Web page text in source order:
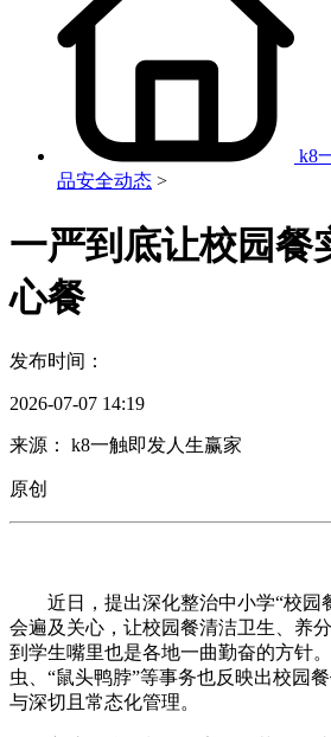
k8
品安全动态 >
一严到底让校园餐
心餐
发布时间：
2026-07-07 14:19
来源： k8一触即发人生赢家
原创
近日，提出深化整治中小学“校园
会遍及关心，让校园餐清洁卫生、养
到学生嘴里也是各地一曲勤奋的方针
虫、“鼠头鸭脖”等事务也反映出校园
与深切且常态化管理。